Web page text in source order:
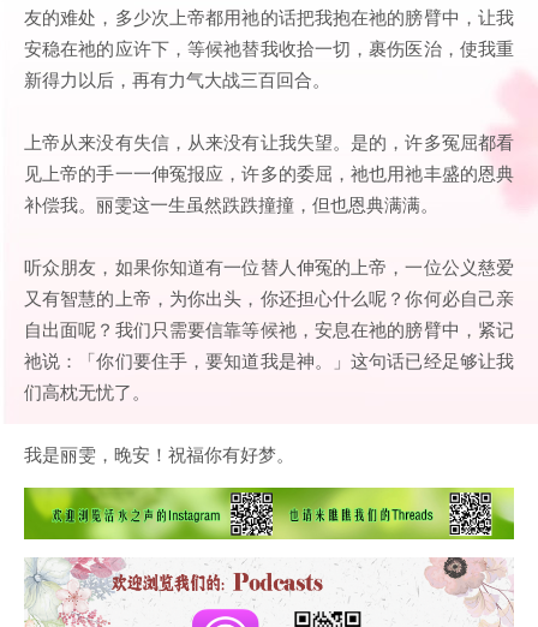
友的难处，多少次上帝都用祂的话把我抱在祂的膀臂中，让我
安稳在祂的应许下，等候祂替我收拾一切，裹伤医治，使我重
新得力以后，再有力气大战三百回合。
上帝从来没有失信，从来没有让我失望。是的，许多冤屈都看
见上帝的手一一伸冤报应，许多的委屈，祂也用祂丰盛的恩典
补偿我。丽雯这一生虽然跌跌撞撞，但也恩典满满。
听众朋友，如果你知道有一位替人伸冤的上帝，一位公义慈爱
又有智慧的上帝，为你出头，你还担心什么呢？你何必自己亲
自出面呢？我们只需要信靠等候祂，安息在祂的膀臂中，紧记
祂说：「你们要住手，要知道我是神。」这句话已经足够让我
们高枕无忧了。
我是丽雯，晚安！祝福你有好梦。